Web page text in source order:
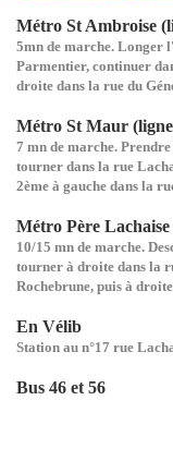
Métro St Ambroise
5mn de marche. Longer
Parmentier, continuer
droite dans la rue du
Métro St Maur
7 mn de marche.
tourner dans la rue
2ème à gauche dans la
Métro Père Lachaise
10/15 mn de marche.
tourner à droite dans la
Rochebrune, puis à
En Vélib
Station au n°17 rue
Bus 46 et 56